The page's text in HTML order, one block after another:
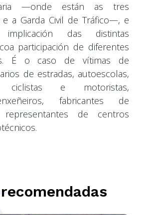
—onde están as tres
e a Garda Civil de Tráfico—, e
das distintas
participación de diferentes
É o caso de vítimas de
de estradas, autoescolas,
ciclistas e motoristas,
fabricantes de
de centros